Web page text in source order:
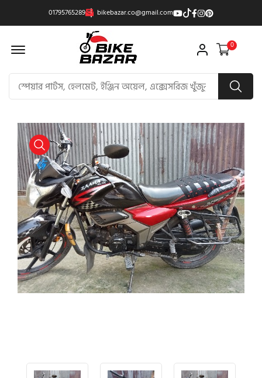
01795765289 bikebazar.co@gmail.com
Offcanvas Menu Open 0
product view